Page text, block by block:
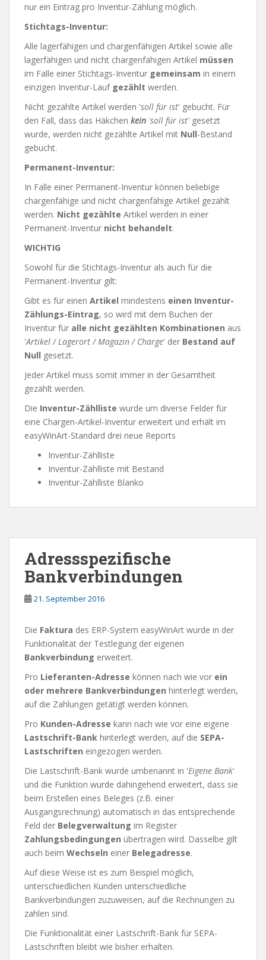
nur ein Eintrag pro Inventur-Zählung möglich.
Stichtags-Inventur:
Alle lagerfähigen und chargenfähigen Artikel sowie alle
lagerfähigen und nicht chargenfähigen Artikel müssen
im Falle einer Stichtags-Inventur gemeinsam in einem
einzigen Inventur-Lauf gezählt werden.
Nicht gezählte Artikel werden 'soll für ist' gebucht. Für
den Fall, dass das Häkchen kein 'soll für ist' gesetzt
wurde, werden nicht gezählte Artikel mit Null-Bestand
gebucht.
Permanent-Inventur:
In Falle einer Permanent-Inventur können beliebige
chargenfähige und nicht chargenfähige Artikel gezählt
werden. Nicht gezählte Artikel werden in einer
Permanent-Inventur nicht behandelt.
WICHTIG
Sowohl für die Stichtags-Inventur als auch für die
Permanent-Inventur gilt:
Gibt es für einen Artikel mindestens einen Inventur-
Zählungs-Eintrag, so wird mit dem Buchen der
Inventur für alle nicht gezählten Kombinationen aus
'Artikel / Lagerort / Magazin / Charge' der Bestand auf
Null gesetzt.
Jeder Artikel muss somit immer in der Gesamtheit
gezählt werden.
Die Inventur-Zählliste wurde um diverse Felder für
eine Chargen-Artikel-Inventur erweitert und erhält im
easyWinArt-Standard drei neue Reports
Inventur-Zählliste
Inventur-Zählliste mit Bestand
Inventur-Zählliste Blanko
Adressspezifische
Bankverbindungen
21. September 2016
Die Faktura des ERP-System easyWinArt wurde in der
Funktionalität der Testlegung der eigenen
Bankverbindung erweitert.
Pro Lieferanten-Adresse können nach wie vor ein
oder mehrere Bankverbindungen hinterlegt werden,
auf die Zahlungen getätigt werden können.
Pro Kunden-Adresse kann nach wie vor eine eigene
Lastschrift-Bank hinterlegt werden, auf die SEPA-
Lastschriften eingezogen werden.
Die Lastschrift-Bank wurde umbenannt in 'Eigene Bank'
und die Funktion wurde dahingehend erweitert, dass sie
beim Erstellen eines Beleges (z.B. einer
Ausgangsrechnung) automatisch in das entsprechende
Feld der Belegverwaltung im Register
Zahlungsbedingungen übertragen wird. Dasselbe gilt
auch beim Wechseln einer Belegadresse.
Auf diese Weise ist es zum Beispiel möglich,
unterschiedlichen Kunden unterschiedliche
Bankverbindungen zuzuweisen, auf die Rechnungen zu
zahlen sind.
Die Funktionalität einer Lastschrift-Bank für SEPA-
Lastschriften bleibt wie bisher erhalten.